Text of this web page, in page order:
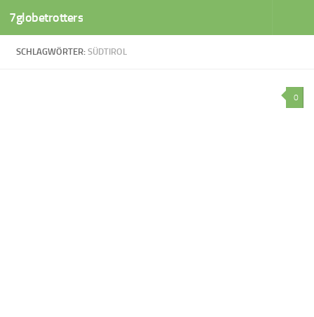
Zum Inhalt springen
7globetrotters
SCHLAGWÖRTER: SÜDTIROL
0